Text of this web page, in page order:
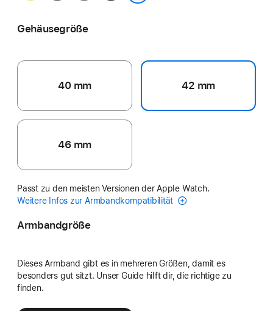
Gehäusegröße
40 mm 42 mm
46 mm
Passt zu den meisten Versionen der Apple Watch.
Weitere Infos zur Armbandkompatibilität
Armbandgröße
Dieses Armband gibt es in mehreren Größen, damit es
besonders gut sitzt. Unser Guide hilft dir, die richtige zu
finden.